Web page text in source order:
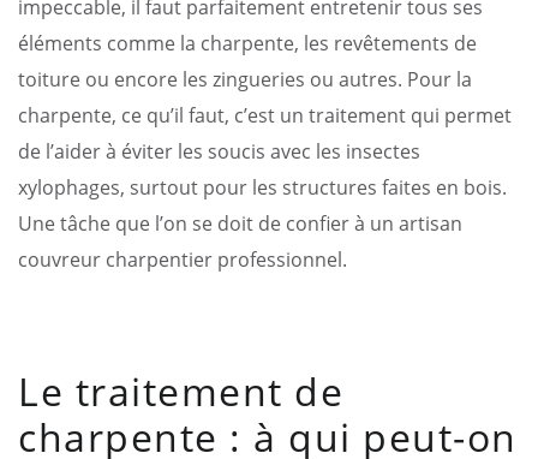
impeccable, il faut parfaitement entretenir tous ses
éléments comme la charpente, les revêtements de
toiture ou encore les zingueries ou autres. Pour la
charpente, ce qu’il faut, c’est un traitement qui permet
de l’aider à éviter les soucis avec les insectes
xylophages, surtout pour les structures faites en bois.
Une tâche que l’on se doit de confier à un artisan
couvreur charpentier professionnel.
Le traitement de
charpente : à qui peut-on